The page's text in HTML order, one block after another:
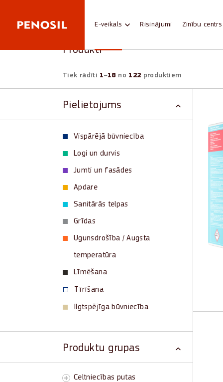
E-veikals Risinājumi Zinību centrs
Sākums Produkti
Produkti
Product results:
Tiek rādīti 1–18no 122 produktiem
Pielietojums
Vispārējā būvniecība
Logi un durvis
Jumti un fasādes
Apdare
Sanitārās telpas
Grīdas
Ugunsdrošība / Augsta
temperatūra
Līmēšana
Tīrīšana
Ilgtspējīga būvniecība
Produktu grupas
Celtniecības putas
Var
/